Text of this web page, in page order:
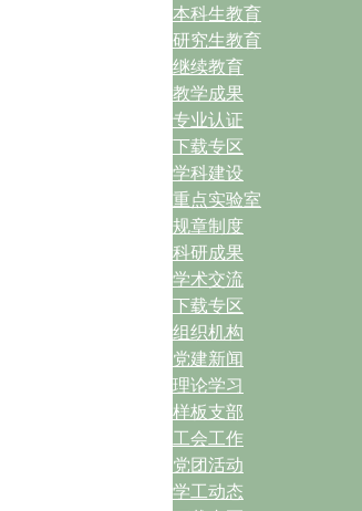
本科生教育
研究生教育
继续教育
教学成果
专业认证
下载专区
学科建设
重点实验室
规章制度
科研成果
学术交流
下载专区
组织机构
党建新闻
理论学习
样板支部
工会工作
党团活动
学工动态